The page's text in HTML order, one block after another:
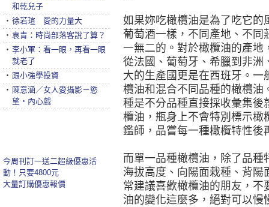
如果妳吃橄欖油是為了吃它的
葡萄酒一樣，不同產地、不同
一無二的。對於橄欖油的產地
從法國、葡萄牙、希臘到非洲
大的生產國更是在西班牙。
欖油和混合不同品種的橄欖油
種是不分品種直接採收彙集後
欖油，瓶身上不會特別標示橄
鑑師，品嘗每一種橄欖特性後
而單一品種橄欖油，除了品
海拔高度、向陽面栽種、背
常建議喜歡橄欖油的朋友，
油的變化這麼多，絕對可以
和乾兒子
‧ 徐若瑄 愛的力量大
‧ 袁青：時尚部落客說了算？
‧ 李小軍：看一眼，再看一眼
就老了
‧ 跟小強學投資
‧ 陳意涵／女人愛攝影－慾
望‧內心戲
今周刊訂一送二超級優惠活
動！只要4800元
大量訂購優惠報價